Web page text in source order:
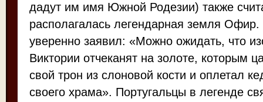
дадут им имя Южной Родезии) также
располагалась легендарная земля
уверенно заявил: «Можно ожидать, что
Виктории отчеканят на золоте, которым
свой трон из слоновой кости и оплетал
своего храма». Португальцы в легенде